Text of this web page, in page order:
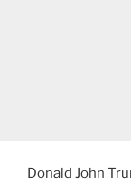
Donald John